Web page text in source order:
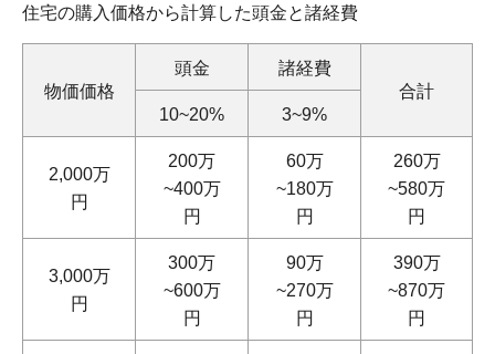
住宅の購入価格から計算した頭金と諸経費
物価価格
頭金
諸経費
合計
10~20%
3~9%
2,000万
円
200万
~400万
円
60万
~180万
円
260万
~580万
円
3,000万
円
300万
~600万
円
90万
~270万
円
390万
~870万
円